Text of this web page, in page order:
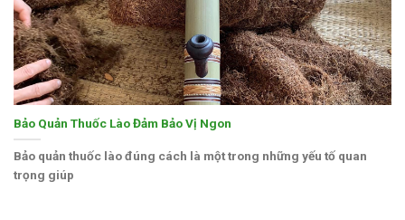
Bảo Quản Thuốc Lào Đảm Bảo Vị Ngon
Bảo quản thuốc lào đúng cách là một trong những yếu tố quan
trọng giúp